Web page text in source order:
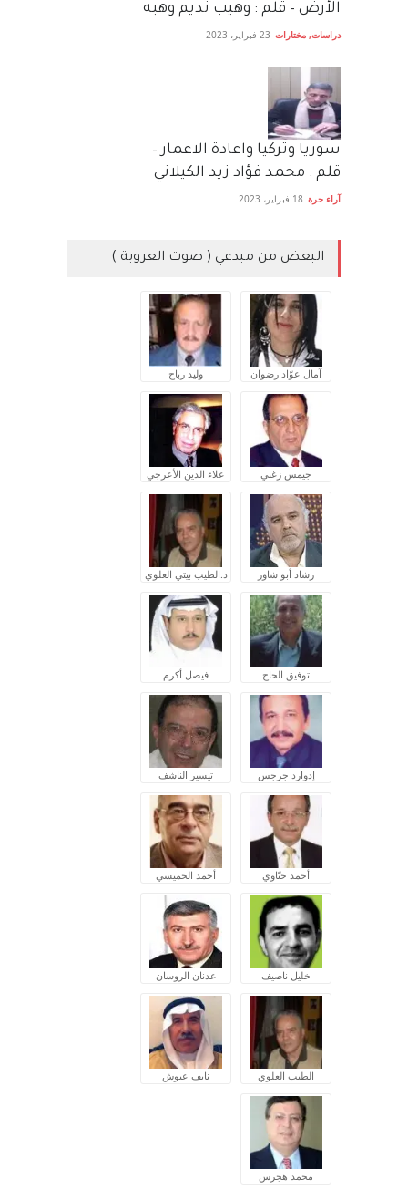
الأرض – قلم : وهيب نديم وهبه
دراسات, مختارات 23 فبراير، 2023
سوريا وتركيا واعادة الاعمار –
قلم : محمد فؤاد زيد الكيلاني
آراء حرة 18 فبراير، 2023
البعض من مبدعي ( صوت العروبة )
آمال عوّاد رضوان وليد رباح
جيمس زغبي علاء الدين الأعرجي
رشاد أبو شاور د.الطيب بيتي العلوي
توفيق الحاج فيصل أكرم
إدوارد جرجس تيسير الناشف
أحمد ختّاوي أحمد الخميسي
خليل ناصيف عدنان الروسان
الطيب العلوي نايف عبوش
محمد هجرس